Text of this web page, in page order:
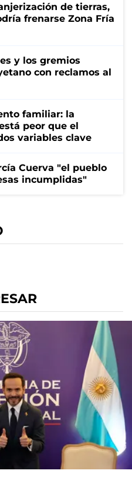
de tierras,
frenarse Zona Fría
y los gremios
con reclamos al
familiar: la
peor que el
variables clave
Cuerva "el pueblo
incumplidas"